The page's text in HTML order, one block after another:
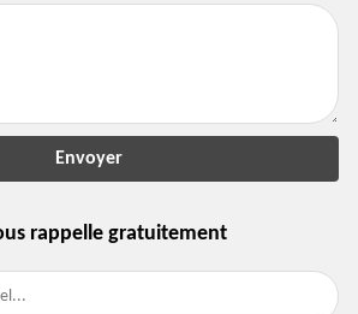
rappelle gratuitement